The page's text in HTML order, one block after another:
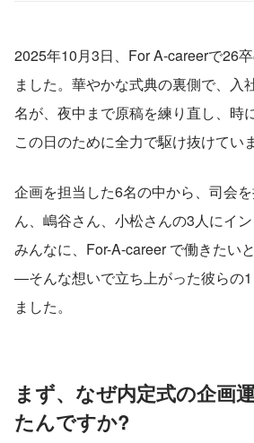
2025年10月3日、For A-careerで26
ました。華やかな式典の裏側で、入
名が、夜中まで原稿を練り直し、時
この日のために全力で駆け抜けてい
企画を担当した6名の中から、司会
ん、嶋谷さん、小松さんの3人にイ
みんなに、For-A-career で働きたい
―そんな想いで立ち上がった彼らの
ました。
まず、なぜ内定式の企画
たんですか?